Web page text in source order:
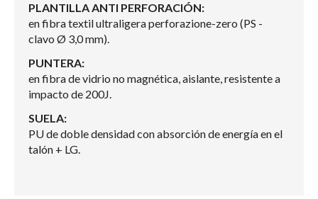
PLANTILLA ANTI PERFORACIÓN:
en fibra textil ultraligera perforazione-zero (PS -
clavo Ø 3,0 mm).
PUNTERA:
en fibra de vidrio no magnética, aislante, resistente a
impacto de 200J.
SUELA:
PU de doble densidad con absorción de energía en el
talón + LG.